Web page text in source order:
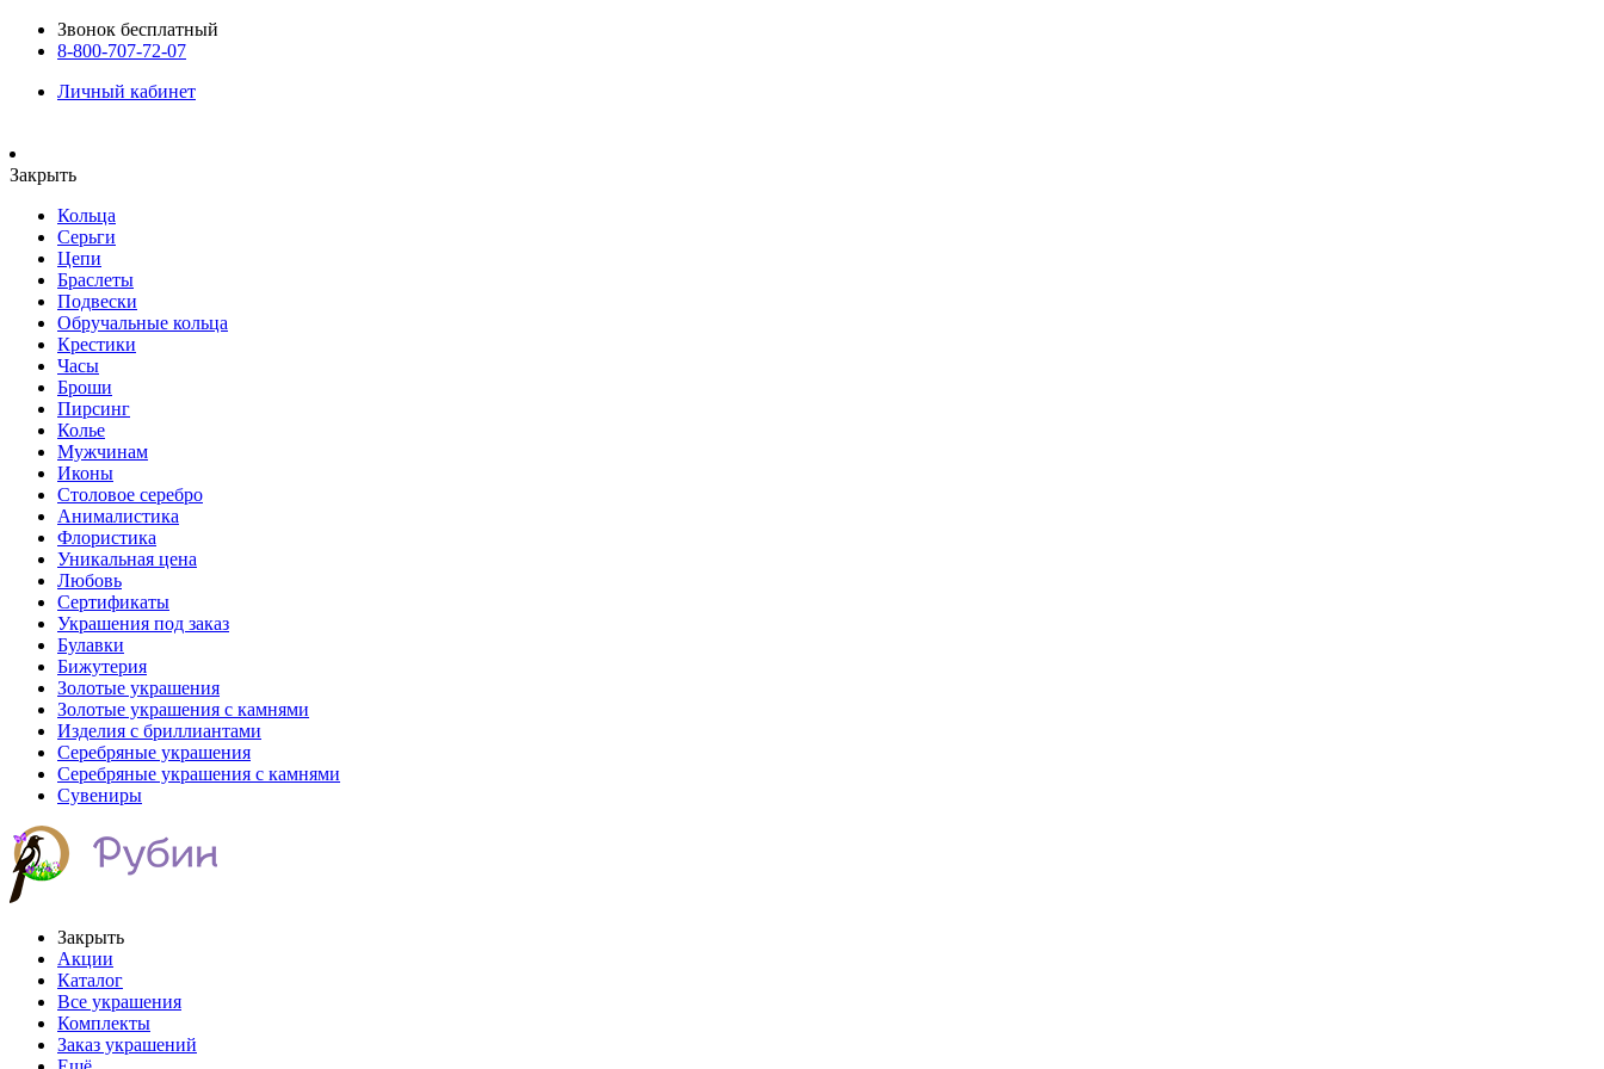
Звонок бесплатный
8-800-707-72-07
Личный кабинет
Закрыть
Кольца
Серьги
Цепи
Браслеты
Подвески
Обручальные кольца
Крестики
Часы
Броши
Пирсинг
Колье
Мужчинам
Иконы
Столовое серебро
Анималистика
Флористика
Уникальная цена
Любовь
Сертификаты
Украшения под заказ
Булавки
Бижутерия
Золотые украшения
Золотые украшения с камнями
Изделия с бриллиантами
Серебряные украшения
Серебряные украшения с камнями
Сувениры
Закрыть
Акции
Каталог
Все украшения
Комплекты
Заказ украшений